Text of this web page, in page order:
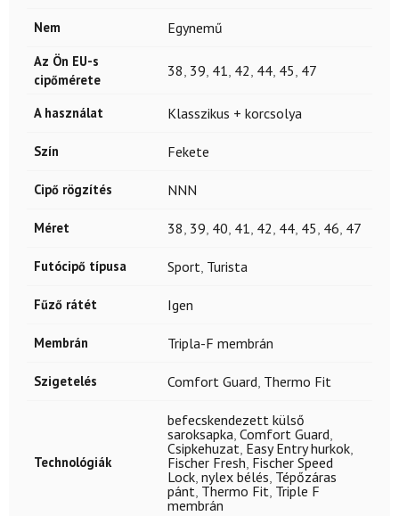
Nem Egynemű
Az Ön EU-s
cipőmérete
38, 39, 41, 42, 44, 45, 47
A használat Klasszikus + korcsolya
Szín Fekete
Cipő rögzítés NNN
Méret 38, 39, 40, 41, 42, 44, 45, 46, 47
Futócipő típusa Sport, Turista
Fűző rátét Igen
Membrán Tripla-F membrán
Szigetelés Comfort Guard, Thermo Fit
Technológiák
befecskendezett külső
saroksapka, Comfort Guard,
Csipkehuzat, Easy Entry hurkok,
Fischer Fresh, Fischer Speed
Lock, nylex bélés, Tépőzáras
pánt, Thermo Fit, Triple F
membrán